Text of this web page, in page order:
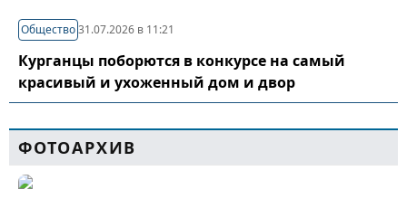
Общество31.07.2026 в 11:21
Курганцы поборются в конкурсе на самый
красивый и ухоженный дом и двор
ФОТОАРХИВ